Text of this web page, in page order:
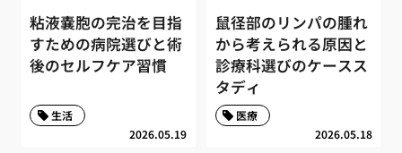
粘液嚢胞の完治を目指
すための病院選びと術
後のセルフケア習慣
2026.05.19
生活
鼠径部のリンパの腫れ
から考えられる原因と
診療科選びのケースス
タディ
2026.05.18
医療